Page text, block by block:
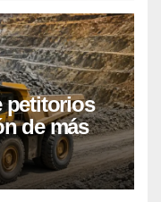
petitorios
de más
explorar